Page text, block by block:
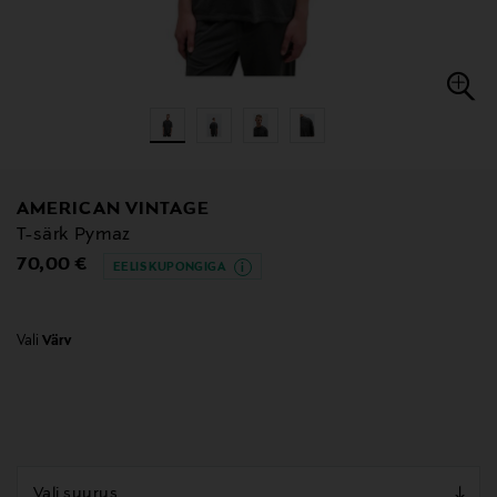
AMERICAN VINTAGE
T-särk Pymaz
Original Price
70,00 € EELIS KUPONGIGA
Vali Värv